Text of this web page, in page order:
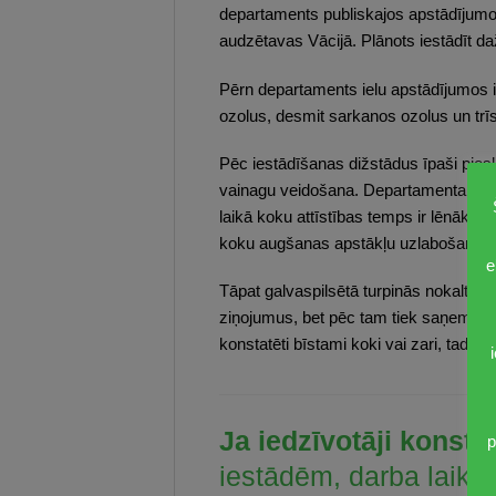
departaments publiskajos
audzētavas Vācijā. Plānots iestādīt
Pērn departaments ielu
ozolus, desmit sarkanos ozolus un
Pēc iestādīšanas dižstādus īpaši
vainagu veidošana. Departamenta
laikā koku attīstības temps ir lēnāks,
koku augšanas apstākļu
Tāpat galvaspilsētā turpinās
ziņojumus, bet pēc tam tiek
konstatēti bīstami koki vai zari, tad
Ja iedzīvotāji
iestādēm, darba